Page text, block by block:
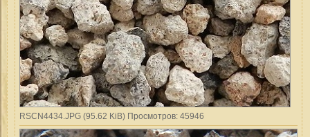
RSCN4434.JPG (95.62 KiB) Просмотров: 45946